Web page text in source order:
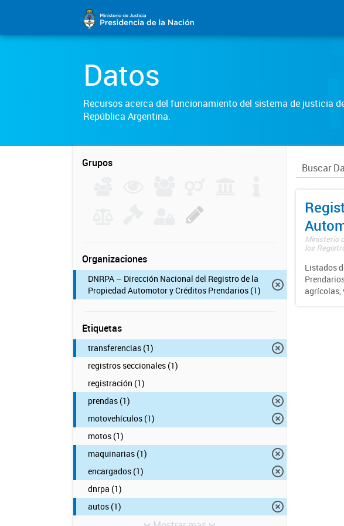
Datos
Recursos acerca del funcionamiento del sistema de justicia
República Argentina.
Grupos
Organizaciones
DNRPA – Dirección Nacional del Registro de la
Propiedad Automotor y Créditos Prendarios (1)
Etiquetas
transferencias (1)
registros seccionales (1)
registración (1)
prendas (1)
motovehículos (1)
motos (1)
maquinarias (1)
encargados (1)
dnrpa (1)
autos (1)
Ministerio
los
Listados
agrícolas,